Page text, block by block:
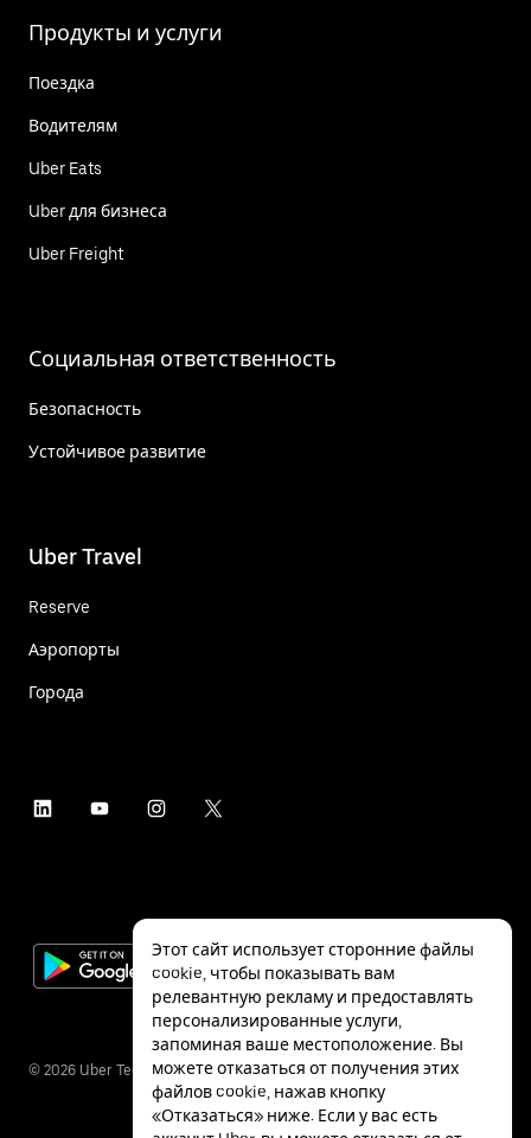
Продукты и услуги
Поездка
Водителям
Uber Eats
Uber для бизнеса
Uber Freight
Социальная ответственность
Безопасность
Устойчивое развитие
Uber Travel
Reserve
Аэропорты
Города
© 2026 Uber Technologies Inc.
Этот сайт использует сторонние файлы
cookie, чтобы показывать вам
релевантную рекламу и предоставлять
персонализированные услуги,
запоминая ваше местоположение. Вы
можете отказаться от получения этих
файлов cookie, нажав кнопку
«Отказаться» ниже. Если у вас есть